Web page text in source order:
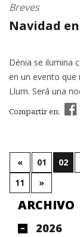
Breves
Navidad
Dénia se ilumina
en un evento que
Llum. Será una
Compartir en:
« 01 02
11
»
ARCHIVO
2026